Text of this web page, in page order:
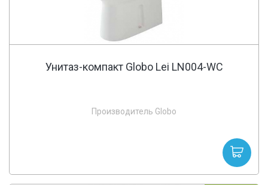
Унитаз-компакт Globo Lei LN004-WC
Производитель Globo